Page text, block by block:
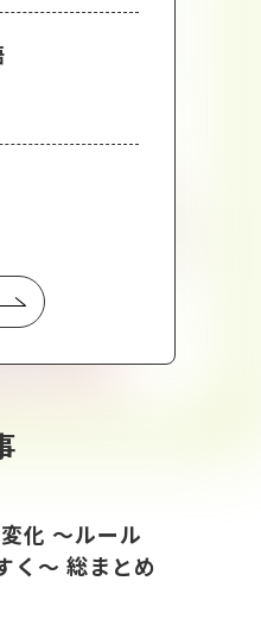
化 〜ルール
く〜 総まとめ